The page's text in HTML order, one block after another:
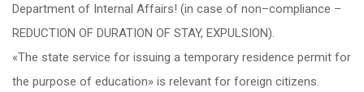
Department of Internal Affairs! (in case of non–compliance –
REDUCTION OF DURATION OF STAY, EXPULSION).
«The state service for issuing a temporary residence permit for
the purpose of education» is relevant for foreign citizens.